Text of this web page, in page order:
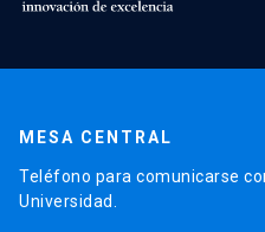
MESA CENTRAL
Teléfono para comunicarse
Universidad.